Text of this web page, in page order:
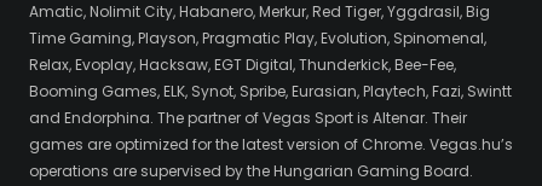
Amatic, Nolimit City, Habanero, Merkur, Red Tiger, Yggdrasil, Big
Time Gaming, Playson, Pragmatic Play, Evolution, Spinomenal,
Relax, Evoplay, Hacksaw, EGT Digital, Thunderkick, Bee-Fee,
Booming Games, ELK, Synot, Spribe, Eurasian, Playtech, Fazi, Swintt
and Endorphina. The partner of Vegas Sport is Altenar. Their
games are optimized for the latest version of Chrome. Vegas.hu’s
operations are supervised by the Hungarian Gaming Board.